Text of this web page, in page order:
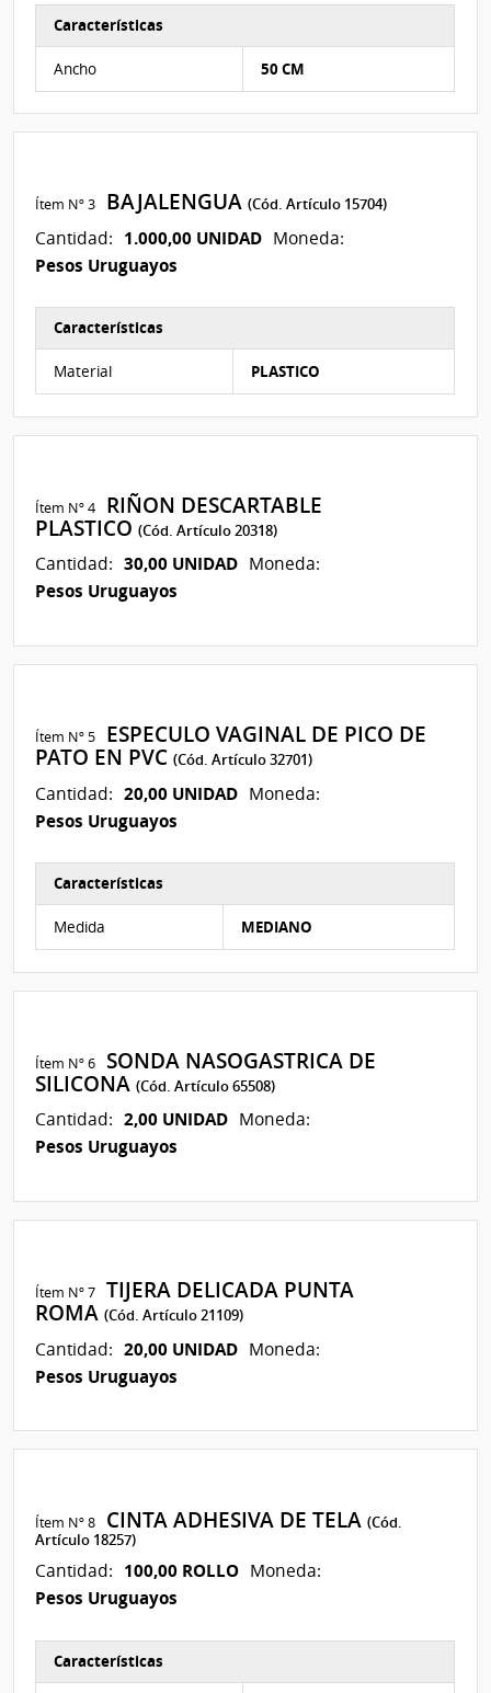
Características
Ancho 50 CM
Ítem Nº 3 BAJALENGUA(Cód. Artículo 15704)
Cantidad: 1.000,00 UNIDAD Moneda:
Pesos Uruguayos
Características
Material PLASTICO
Ítem Nº 4
RIÑON DESCARTABLE
PLASTICO(Cód. Artículo 20318)
Cantidad: 30,00 UNIDAD Moneda:
Pesos Uruguayos
Ítem Nº 5
ESPECULO VAGINAL DE PICO DE
PATO EN PVC(Cód. Artículo 32701)
Cantidad: 20,00 UNIDAD Moneda:
Pesos Uruguayos
Características
Medida MEDIANO
Ítem Nº 6
SONDA NASOGASTRICA DE
SILICONA(Cód. Artículo 65508)
Cantidad: 2,00 UNIDAD Moneda:
Pesos Uruguayos
Ítem Nº 7 TIJERA DELICADA PUNTA
ROMA(Cód. Artículo 21109)
Cantidad: 20,00 UNIDAD Moneda:
Pesos Uruguayos
Ítem Nº 8 CINTA ADHESIVA DE TELA(Cód.
Artículo 18257)
Cantidad: 100,00 ROLLO Moneda:
Pesos Uruguayos
Características